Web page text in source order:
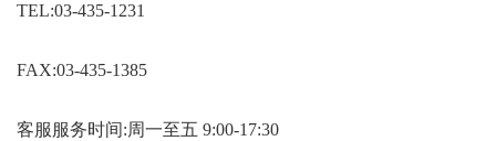
TEL:03-435-1231
FAX:03-435-1385
客服服务时间:周一至五 9:00-17:30